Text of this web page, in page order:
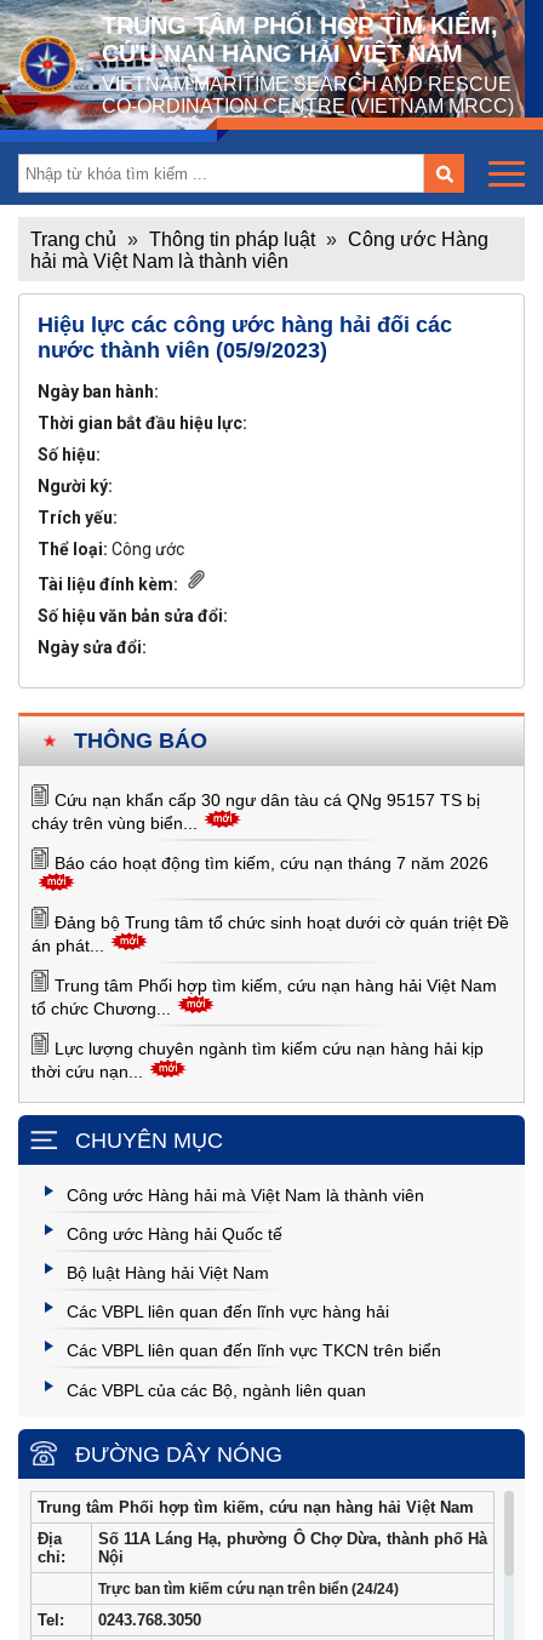
TRUNG TÂM PHỐI HỢP TÌM KIẾM,
CỨU NẠN HÀNG HẢI VIỆT NAM
VIETNAM MARITIME SEARCH AND RESCUE
CO-ORDINATION CENTRE (VIETNAM MRCC)
Trang chủ » Thông tin pháp luật » Công ước Hàng
hải mà Việt Nam là thành viên
THÔNG BÁO
Cứu nạn khẩn cấp 30 ngư dân tàu cá QNg 95157 TS bị
cháy trên vùng biển...
Báo cáo hoạt động tìm kiếm, cứu nạn tháng 7 năm 2026
Đảng bộ Trung tâm tổ chức sinh hoạt dưới cờ quán triệt Đề
án phát...
Trung tâm Phối hợp tìm kiếm, cứu nạn hàng hải Việt Nam
tổ chức Chương...
Lực lượng chuyên ngành tìm kiếm cứu nạn hàng hải kịp
thời cứu nạn...
CHUYÊN MỤC
Công ước Hàng hải mà Việt Nam là thành viên
Công ước Hàng hải Quốc tế
Bộ luật Hàng hải Việt Nam
Các VBPL liên quan đến lĩnh vực hàng hải
Các VBPL liên quan đến lĩnh vực TKCN trên biển
Các VBPL của các Bộ, ngành liên quan
ĐƯỜNG DÂY NÓNG
Trung tâm Phối hợp tìm kiếm, cứu nạn hàng hải Việt Nam
Địa
chỉ:
Số 11A Láng Hạ, phường Ô Chợ Dừa, thành phố Hà
Nội
Trực ban tìm kiếm cứu nạn trên biển (24/24)
Tel :
0243.768.3050
Hiệu lực các công ước hàng hải đối các
nước thành viên (05/9/2023)
Ngày ban hành:
Thời gian bắt đầu hiệu lực:
Số hiệu:
Người ký:
Trích yếu:
Thể loại: Công ước
Tài liệu đính kèm:
Số hiệu văn bản sửa đổi:
Ngày sửa đổi: